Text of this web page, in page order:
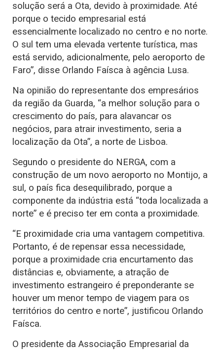
solução será a Ota, devido à proximidade. Até
porque o tecido empresarial está
essencialmente localizado no centro e no norte.
O sul tem uma elevada vertente turística, mas
está servido, adicionalmente, pelo aeroporto de
Faro”, disse Orlando Faísca à agência Lusa.
Na opinião do representante dos empresários
da região da Guarda, “a melhor solução para o
crescimento do país, para alavancar os
negócios, para atrair investimento, seria a
localização da Ota”, a norte de Lisboa.
Segundo o presidente do NERGA, com a
construção de um novo aeroporto no Montijo, a
sul, o país fica desequilibrado, porque a
componente da indústria está “toda localizada a
norte” e é preciso ter em conta a proximidade.
“E proximidade cria uma vantagem competitiva.
Portanto, é de repensar essa necessidade,
porque a proximidade cria encurtamento das
distâncias e, obviamente, a atração de
investimento estrangeiro é preponderante se
houver um menor tempo de viagem para os
territórios do centro e norte”, justificou Orlando
Faísca.
O presidente da Associação Empresarial da